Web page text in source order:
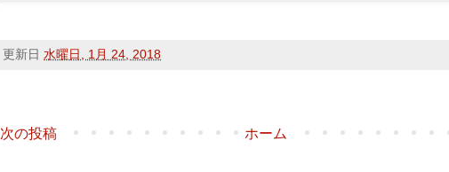
更新日 水曜日, 1月 24, 2018
次の投稿 ホーム